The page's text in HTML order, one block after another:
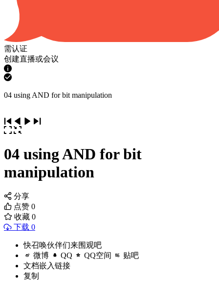
需认证
创建直播或会议
04 using AND for bit manipulation
04 using AND for bit
manipulation
分享
点赞 0
收藏 0
下载 0
快召唤伙伴们来围观吧
微博 QQ QQ空间 贴吧
文档嵌入链接
复制